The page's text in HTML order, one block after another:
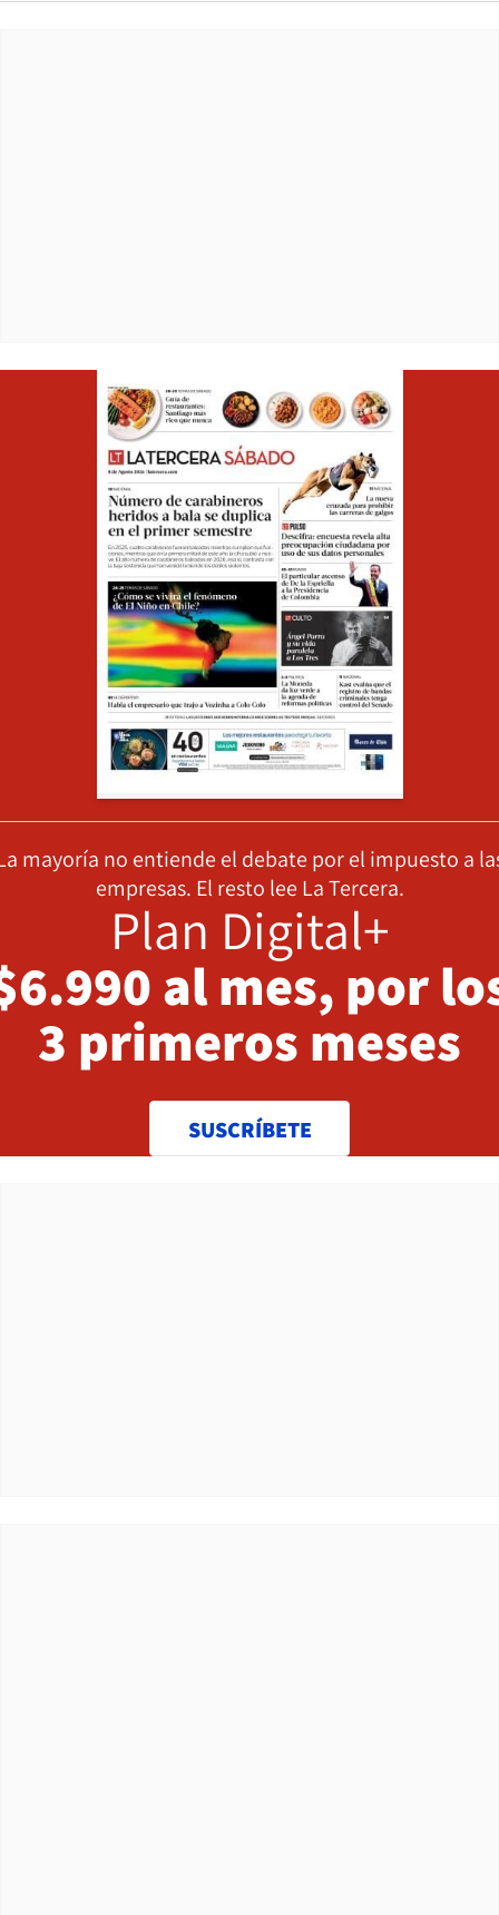
mayoría no entiende el debate por el impuesto a
empresas. El resto lee La Tercera.
Plan Digital+
al mes, por
3 primeros meses
SUSCRÍBETE